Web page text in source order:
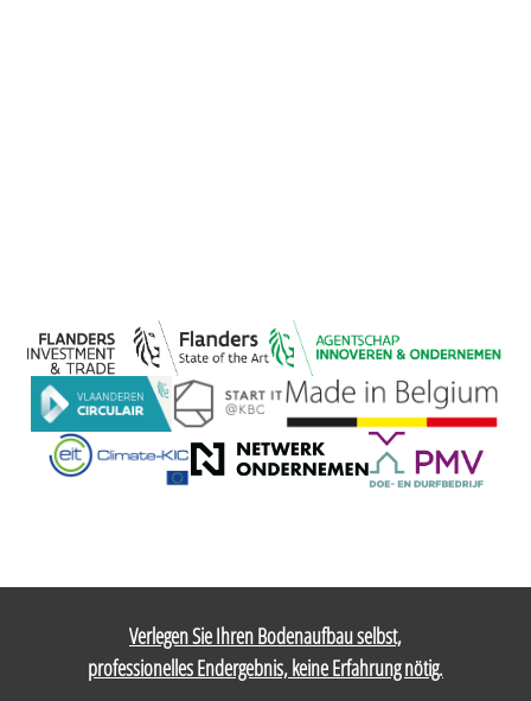
Verlegen Sie Ihren Bodenaufbau selbst,
professionelles Endergebnis, keine Erfahrung nötig.